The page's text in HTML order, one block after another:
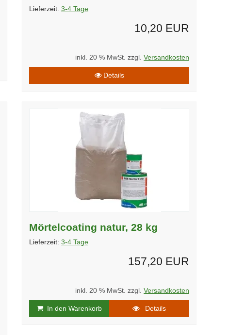
Lieferzeit: 3-4 Tage
10,20 EUR
inkl. 20 % MwSt. zzgl. Versandkosten
Details
Mörtelcoating natur, 28 kg
Lieferzeit: 3-4 Tage
157,20 EUR
inkl. 20 % MwSt. zzgl. Versandkosten
In den Warenkorb Details